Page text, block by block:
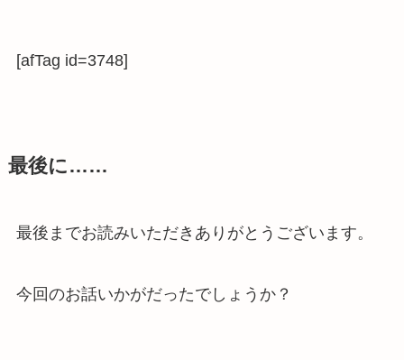
[afTag id=3748]
最後に……
最後までお読みいただきありがとうございます。
今回のお話いかがだったでしょうか？